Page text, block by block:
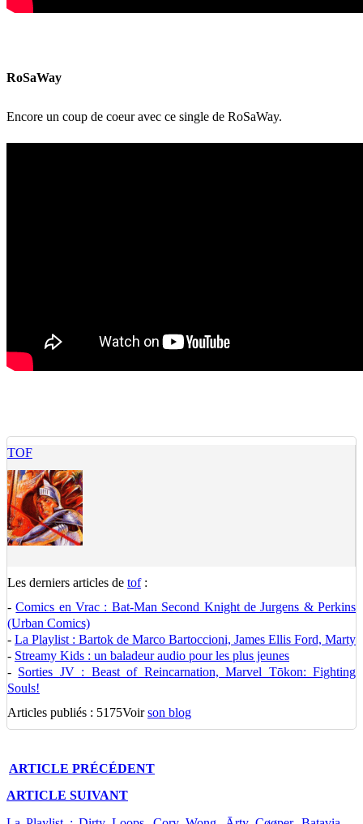
RoSaWay
Encore un coup de coeur avec ce single de RoSaWay.
TOF
Les derniers articles de tof:
-Comics en Vrac : Bat-Man Second Knight de Jurgens & Perkins
(Urban Comics)
- La Playlist : Bartok de Marco Bartoccioni, James Ellis Ford, Marty
- Streamy Kids : un baladeur audio pour les plus jeunes
- Sorties JV : Beast of Reincarnation, Marvel Tōkon: Fighting
Souls!
Articles publiés : 5175Voirson blog
ARTICLE PRÉCÉDENT
ARTICLE SUIVANT